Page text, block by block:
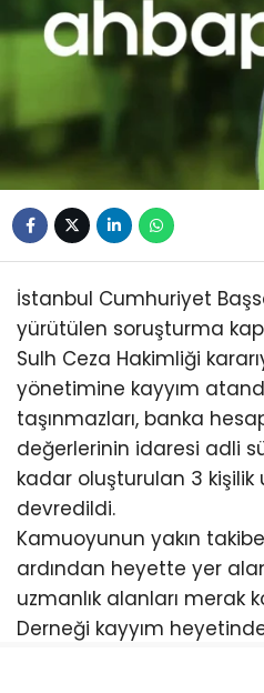
İstanbul Cumhuriyet
yürütülen soruşturma
Sulh Ceza Hakimliği
yönetimine kayyım
taşınmazları, banka
değerlerinin idaresi adli
kadar oluşturulan 3
devredildi.
Kamuoyunun yakın takibe
ardından heyette yer
uzmanlık alanları merak
Derneği kayyım